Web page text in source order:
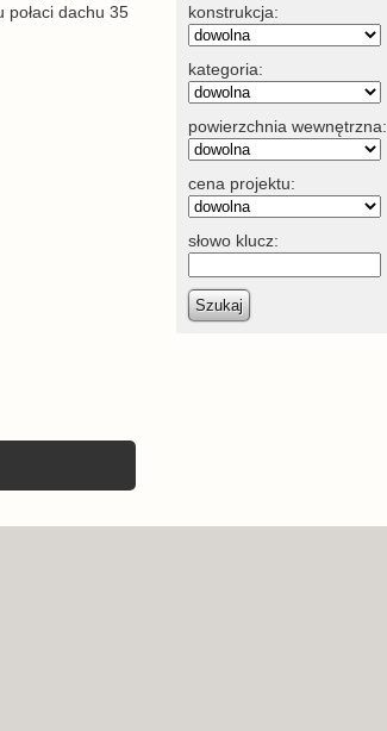
dachu 35
konstrukcja:
kategoria:
powierzchnia wewnętrzna:
cena projektu:
słowo klucz:
Szukaj